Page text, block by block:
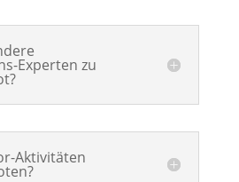
Experten zu
Aktivitäten